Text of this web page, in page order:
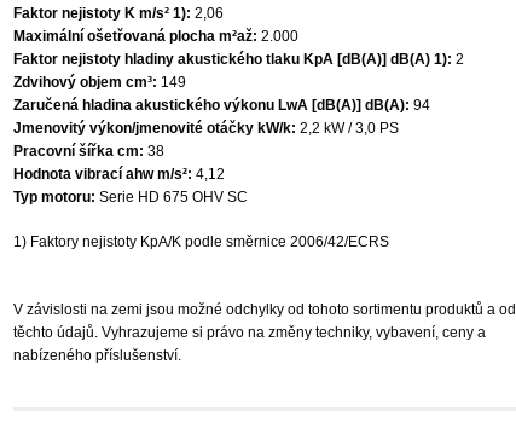
Faktor nejistoty K m/s² 1): 2,06
Maximální ošetřovaná plocha m²až: 2.000
Faktor nejistoty hladiny akustického tlaku KpA [dB(A)] dB(A) 1): 2
Zdvihový objem cm³: 149
Zaručená hladina akustického výkonu LwA [dB(A)] dB(A): 94
Jmenovitý výkon/jmenovité otáčky kW/k: 2,2 kW / 3,0 PS
Pracovní šířka cm: 38
Hodnota vibrací ahw m/s²: 4,12
Typ motoru: Serie HD 675 OHV SC
1) Faktory nejistoty KpA/K podle směrnice 2006/42/ECRS
V závislosti na zemi jsou možné odchylky od tohoto sortimentu produktů a od
těchto údajů. Vyhrazujeme si právo na změny techniky, vybavení, ceny a
nabízeného příslušenství.